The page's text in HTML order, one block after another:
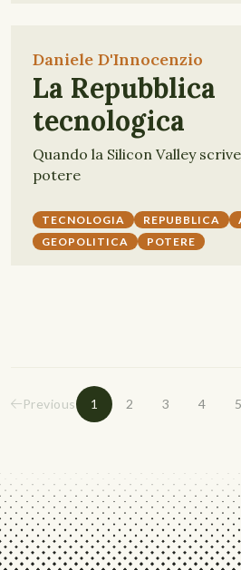
Daniele D'Innocenzio
La Repubblica
tecnologica
Quando la Silicon Valley
potere
TECNOLOGIA REPUBBLICA
GEOPOLITICA
POTERE
Previous 1 2 3 4 5